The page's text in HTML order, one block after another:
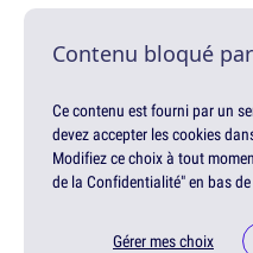
Contenu bloqué
Ce contenu est fourni par un
devez accepter les cookies
Modifiez ce choix à tout
de la Confidentialité" en bas
Gérer mes choix